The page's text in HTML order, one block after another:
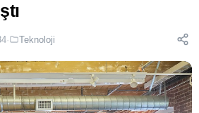
· Teknoloji